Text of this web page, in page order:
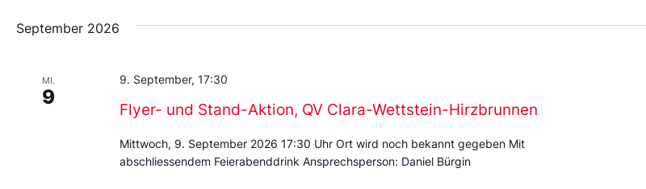
September 2026
MI.
9
Flyer- und Stand-Aktion, QV Clara-Wettstein-Hirzbrunnen
9. September, 17:30
Mittwoch, 9. September 2026 17:30 Uhr Ort wird noch bekannt gegeben Mit
abschliessendem Feierabenddrink Ansprechsperson: Daniel Bürgin